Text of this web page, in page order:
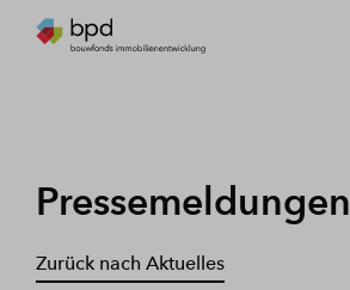
Pressemeldungen
Zurück nach Aktuelles